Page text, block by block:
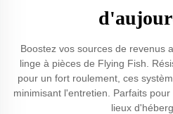
Boostez vos sources de revenus
linge à pièces de Flying Fish.
pour un fort roulement, ces
minimisant l'entretien. Parfaits
lieux